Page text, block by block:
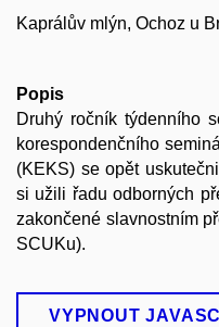
Kaprálův mlýn, Ochoz u
Popis
Druhý ročník týdenního
korespondenčního
(KEKS) se opět
si užili řadu odborných
zakončené slavnostním
SCUKu).
VYPNOUT